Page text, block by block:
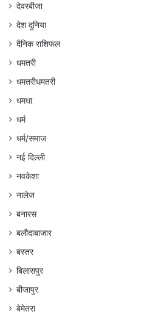
देवरबीजा
देश दुनिया
दैनिक राशिफल
धमतरी
धमतरीधमतरी
धमधा
धर्म
धर्म/समाज
नई दिल्ली
नवकेशा
नालेज
बनारस
बलौदाबाजार
बस्तर
बिलासपुर
बीजापुर
बेमेतरा